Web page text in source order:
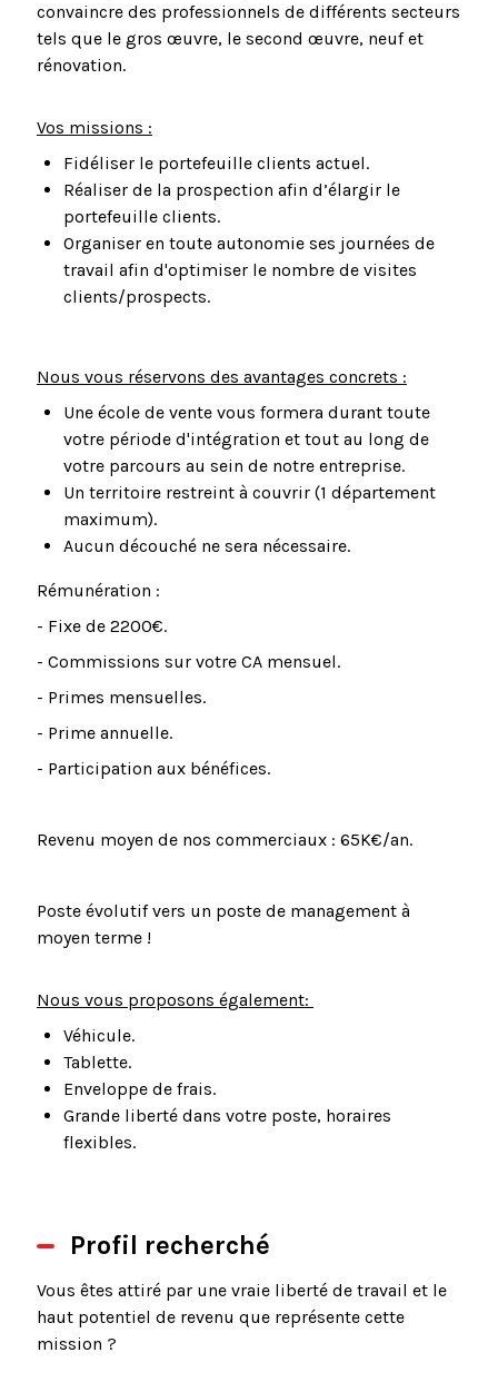
convaincre des professionnels de différents secteurs
tels que le gros œuvre, le second œuvre, neuf et
rénovation.
Vos missions :
Fidéliser le portefeuille clients actuel.
Réaliser de la prospection afin d’élargir le
portefeuille clients.
Organiser en toute autonomie ses journées de
travail afin d'optimiser le nombre de visites
clients/prospects.
Nous vous réservons des avantages concrets :
Une école de vente vous formera durant toute
votre période d'intégration et tout au long de
votre parcours au sein de notre entreprise.
Un territoire restreint à couvrir (1 département
maximum).
Aucun découché ne sera nécessaire.
Rémunération :
- Fixe de 2200€.
- Commissions sur votre CA mensuel.
- Primes mensuelles.
- Prime annuelle.
- Participation aux bénéfices.
Revenu moyen de nos commerciaux : 65K€/an.
Poste évolutif vers un poste de management à
moyen terme !
Nous vous proposons également:
Véhicule.
Tablette.
Enveloppe de frais.
Grande liberté dans votre poste, horaires
flexibles.
Profil recherché
Vous êtes attiré par une vraie liberté de travail et le
haut potentiel de revenu que représente cette
mission ?